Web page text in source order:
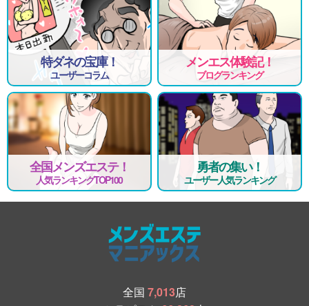
特ダネの宝庫！
ユーザーコラム
メンエス体験記！
ブログランキング
全国メンズエステ！
人気ランキングTOP100
勇者の集い！
ユーザー人気ランキング
全国 7,013店